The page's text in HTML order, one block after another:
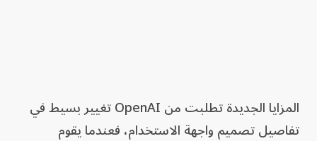
المزايا الجديدة تطلبت من OpenAI تغيير بسيط في
تفاصيل تصميم واجهة الاستخدام، فعندما يقوم